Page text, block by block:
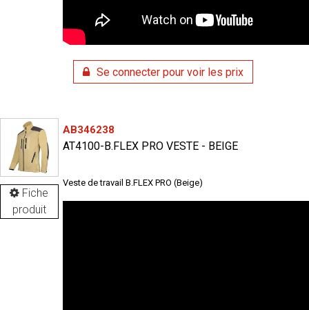
Se connecter pour voir les prix
Fiche
produit
AB346238
AT4100-B.FLEX PRO VESTE - BEIGE
Veste de travail B.FLEX PRO (Beige)